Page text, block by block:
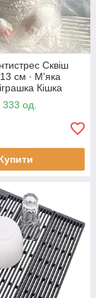
Сквіш
см ∙ М'яка
Кішка
333 од.